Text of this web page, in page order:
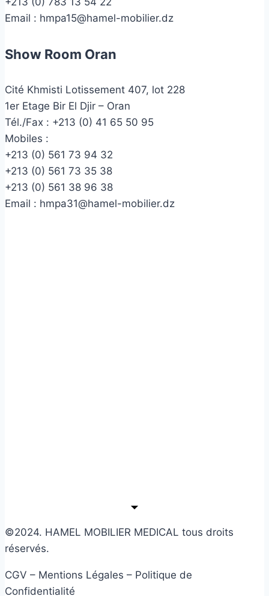
Email : hmpa15@hamel-mobilier.dz
Show Room Oran
Cité Khmisti Lotissement 407, lot 228
1er Etage Bir El Djir – Oran
Tél./Fax : +213 (0) 41 65 50 95
Mobiles :
+213 (0) 561 73 94 32
+213 (0) 561 73 35 38
+213 (0) 561 38 96 38
Email : hmpa31@hamel-mobilier.dz
©2024. HAMEL MOBILIER MEDICAL tous droits
réservés.
CGV – Mentions Légales – Politique de
Confidentialité